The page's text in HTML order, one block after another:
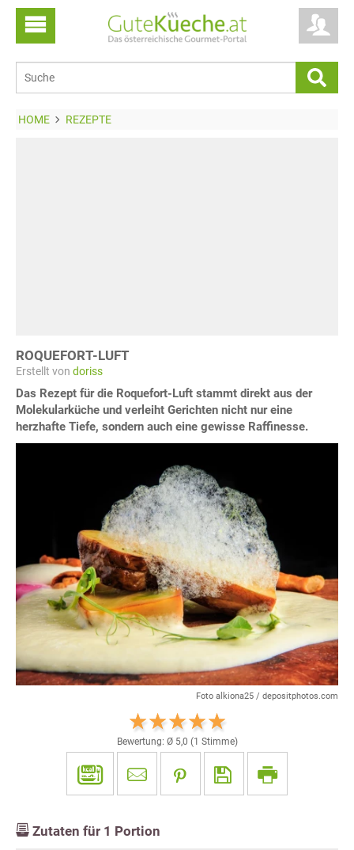
HOME REZEPTE
ROQUEFORT-LUFT
Erstellt von doriss
Das Rezept für die Roquefort-Luft stammt direkt aus der
Molekularküche und verleiht Gerichten nicht nur eine
herzhafte Tiefe, sondern auch eine gewisse Raffinesse.
Foto alkiona25 / depositphotos.com
Bewertung: Ø 5,0 (1 Stimme)
Zutaten für 1 Portion